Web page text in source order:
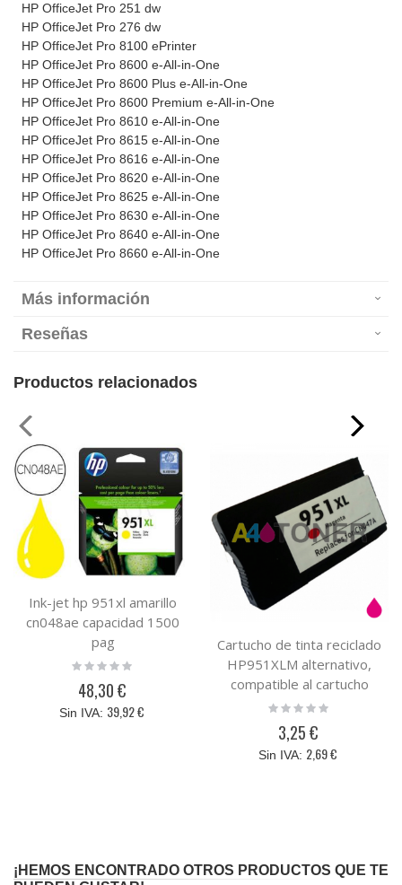
HP OfficeJet Pro 251 dw
HP OfficeJet Pro 276 dw
HP OfficeJet Pro 8100 ePrinter
HP OfficeJet Pro 8600 e-All-in-One
HP OfficeJet Pro 8600 Plus e-All-in-One
HP OfficeJet Pro 8600 Premium e-All-in-One
HP OfficeJet Pro 8610 e-All-in-One
HP OfficeJet Pro 8615 e-All-in-One
HP OfficeJet Pro 8616 e-All-in-One
HP OfficeJet Pro 8620 e-All-in-One
HP OfficeJet Pro 8625 e-All-in-One
HP OfficeJet Pro 8630 e-All-in-One
HP OfficeJet Pro 8640 e-All-in-One
HP OfficeJet Pro 8660 e-All-in-One
Más información
Reseñas
Productos relacionados
Ink-jet hp 951xl amarillo
cn048ae capacidad 1500
pag
Rating:
48,30 €
39,92 €
Cartucho de tinta reciclado
HP951XLM alternativo,
compatible al cartucho
original HP HP951XLM (
CN047AE ) Magenta
Rating:
3,25 €
2,69 €
¡HEMOS ENCONTRADO OTROS PRODUCTOS QUE TE